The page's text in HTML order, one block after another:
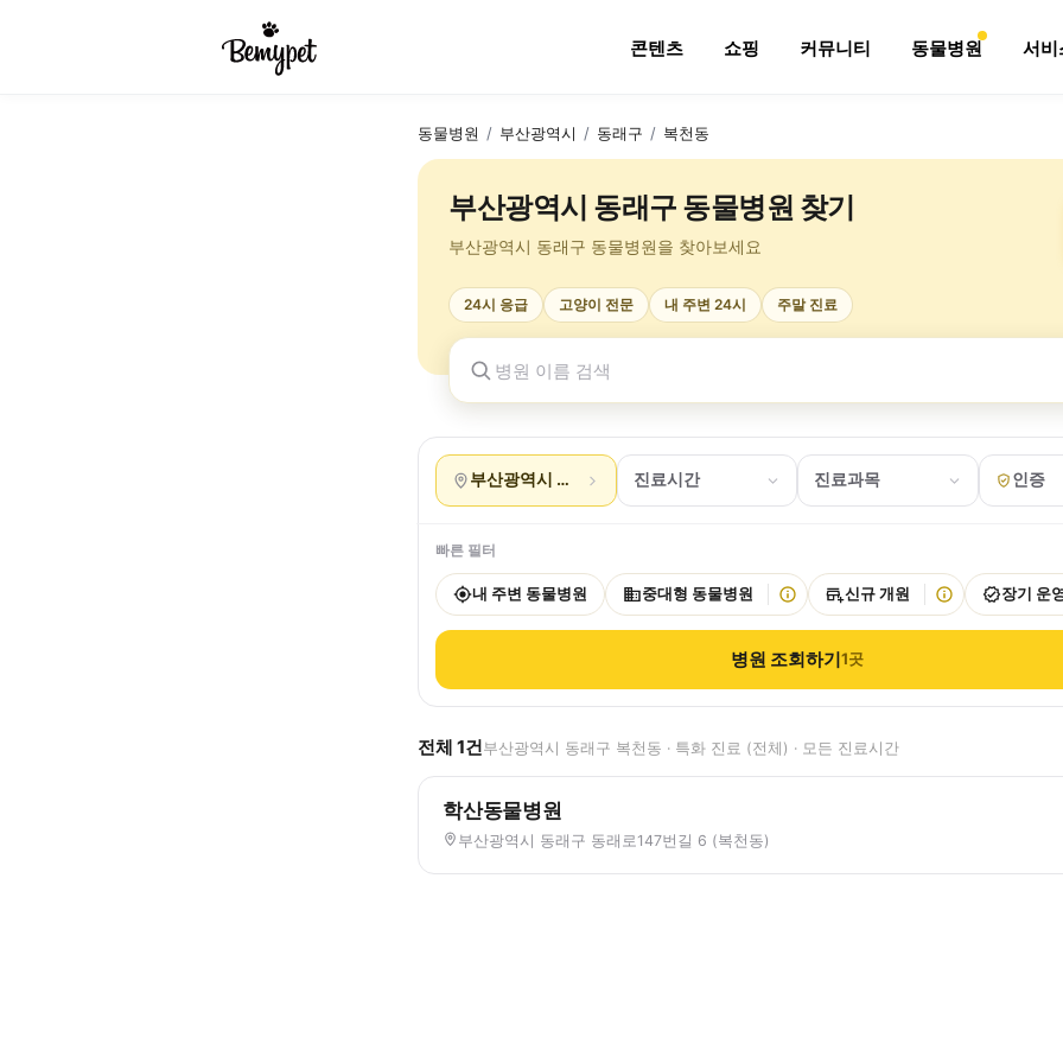
콘텐츠 쇼핑 커뮤니티 동물병원 서비
동물병원 / 부산광역시 / 동래구 / 복천동
부산광역시 동래구 동물병원 찾기
부산광역시 동래구 동물병원을 찾아보세요
24시 응급 고양이 전문 내 주변 24시 주말 진료
부산광역시 동래구 복천동진료시간 진료과목 인증
빠른 필터
내 주변 동물병원 중대형 동물병원 신규 개원 장기 운
병원 조회하기1곳
전체 1건부산광역시 동래구 복천동 · 특화 진료 (전체) · 모든 진료시간
학산동물병원
부산광역시 동래구 동래로147번길 6 (복천동)